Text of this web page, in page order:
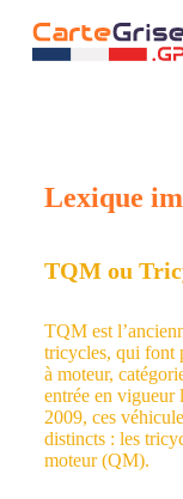
P
Lexique
TQM ou
TQM est
tricycles, qui font
à moteur,
entrée en vigueur
2009, ces
distincts : les
moteur (QM).